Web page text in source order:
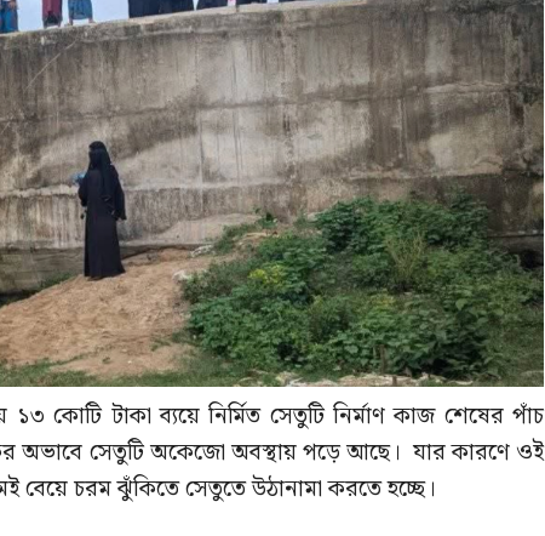
কোটি টাকা ব্যয়ে নির্মিত সেতুটি নির্মাণ কাজ শেষের পাঁচ
সেতুটি অকেজো অবস্থায় পড়ে আছে। যার কারণে ওই
বেয়ে চরম ঝুঁকিতে সেতুতে উঠানামা করতে হচ্ছে।